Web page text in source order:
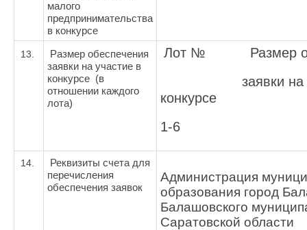
малого
предпринимательства
в конкурсе
13.
Размер обеспечения
заявки на участие в
конкурсе (в
отношении каждого
лота)
Лот № Размер
заявки на
конкурсе
1-6
14.
Реквизиты счета для
перечисления
обеспечения заявок
Администрация
образования город
Балашовского
Саратовской области